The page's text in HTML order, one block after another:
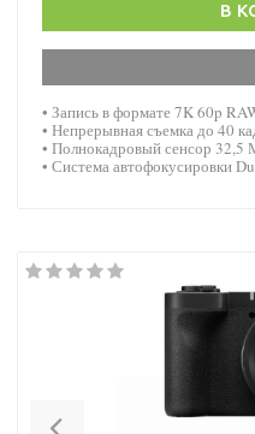
В
• Запись в формате 7K 60p
• Непрерывная съемка до 40
• Полнокадровый сенсор
• Система автофокусировки